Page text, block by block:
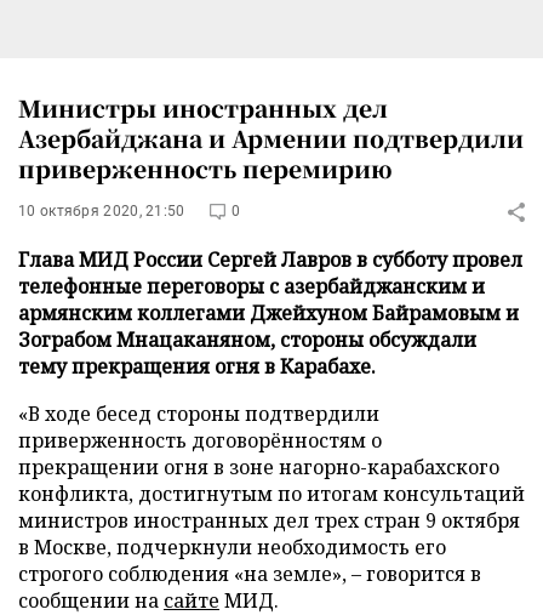
Министры иностранных дел
Азербайджана и Армении подтвердили
приверженность перемирию
10 октября 2020, 21:50 0
Глава МИД России Сергей Лавров в субботу провел
телефонные переговоры с азербайджанским и
армянским коллегами Джейхуном Байрамовым и
Зограбом Мнацаканяном, стороны обсуждали
тему прекращения огня в Карабахе.
«В ходе бесед стороны подтвердили
приверженность договорённостям о
прекращении огня в зоне нагорно-карабахского
конфликта, достигнутым по итогам консультаций
министров иностранных дел трех стран 9 октября
в Москве, подчеркнули необходимость его
строгого соблюдения «на земле», – говорится в
сообщении на сайте МИД.